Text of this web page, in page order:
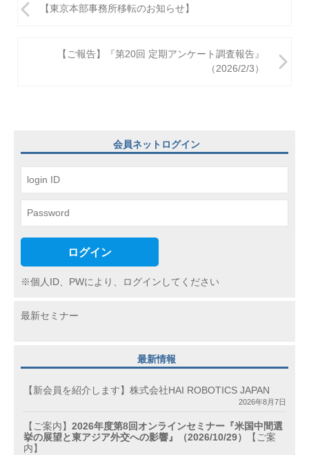
ン
【東京本部事務所移転のお知らせ】
【ご報告】『第20回 定期アンケート調査報告』
（2026/2/3）
会員ネットログイン
ログイン
※個人ID、PWにより、ログインしてください
最新セミナー
最新情報
【新会員を紹介します】株式会社HAI ROBOTICS JAPAN
2026年8月7日
【ご案内】 2026年度第8回オンラインセミナー『米国中間選
挙の展望と東アジア外交への影響』（2026/10/29）
【ご案
内】